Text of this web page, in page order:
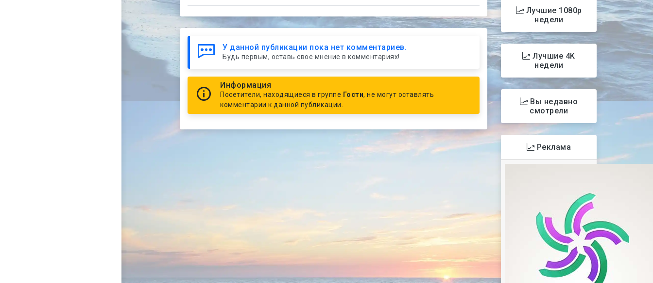
У данной публикации пока нет комментариев.
Будь первым, оставь своё мнение в комментариях!
Информация
Посетители, находящиеся в группе Гости, не могут оставлять
комментарии к данной публикации.
Лучшие 1080p
недели
Лучшие 4K
недели
Вы недавно
смотрели
Реклама